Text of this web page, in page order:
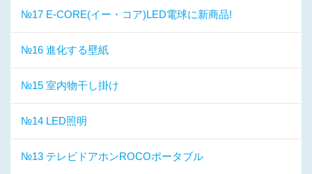
№17 E-CORE(イー・コア)LED電球に新商品!
№16 進化する壁紙
№15 室内物干し掛け
№14 LED照明
№13 テレビドアホンROCOポータブル